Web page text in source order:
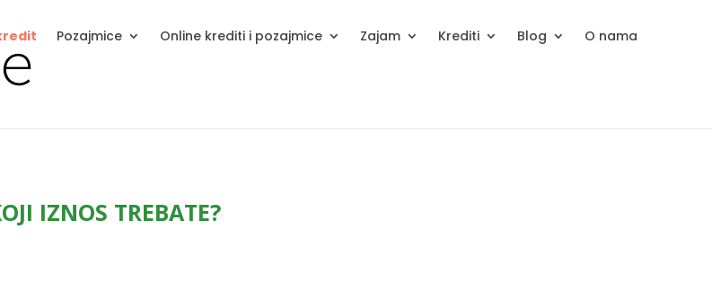
Pozajmice Online krediti i pozajmice Zajam Krediti Blog O nama
IZNOS TREBATE?